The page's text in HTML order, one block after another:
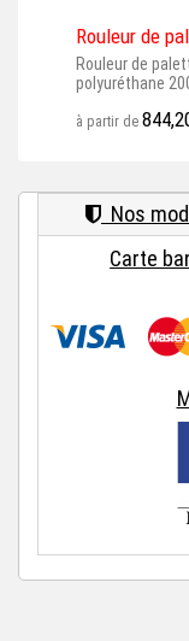
Rouleur de
Rouleur de
polyuréthane
à partir de
Nos
Carte